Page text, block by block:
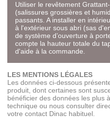
Utiliser le revêtement
(salissures grossières et
passants. A installer en
à l'extérieur sous abri (sas
de système d’ouverture à
compte la hauteur totale du
d'aide à la commande.
LES MENTIONS LÉGALES
Les données ci-dessous
produit, dont certaines sont
bénéficier des données les plus
technique ou nous consulter
votre contact Dinac habituel.